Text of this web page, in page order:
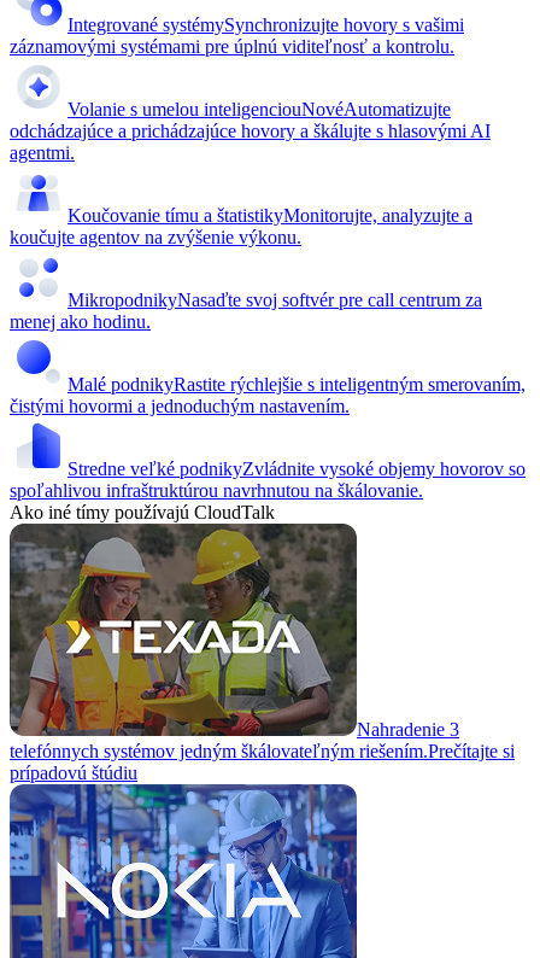
Integrované systémySynchronizujte hovory s vašimi
záznamovými systémami pre úplnú viditeľnosť a kontrolu.
Volanie s umelou inteligenciouNovéAutomatizujte
odchádzajúce a prichádzajúce hovory a škálujte s hlasovými AI
agentmi.
Koučovanie tímu a štatistikyMonitorujte, analyzujte a
koučujte agentov na zvýšenie výkonu.
MikropodnikyNasaďte svoj softvér pre call centrum za
menej ako hodinu.
Malé podnikyRastite rýchlejšie s inteligentným smerovaním,
čistými hovormi a jednoduchým nastavením.
Stredne veľké podnikyZvládnite vysoké objemy hovorov so
spoľahlivou infraštruktúrou navrhnutou na škálovanie.
Ako iné tímy používajú CloudTalk
Nahradenie 3
telefónnych systémov jedným škálovateľným riešením.Prečítajte si
prípadovú štúdiu